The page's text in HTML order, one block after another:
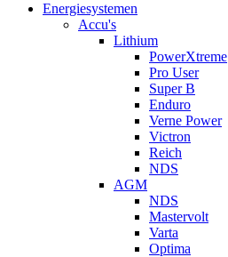
Energiesystemen
Accu's
Lithium
PowerXtreme
Pro User
Super B
Enduro
Verne Power
Victron
Reich
NDS
AGM
NDS
Mastervolt
Varta
Optima